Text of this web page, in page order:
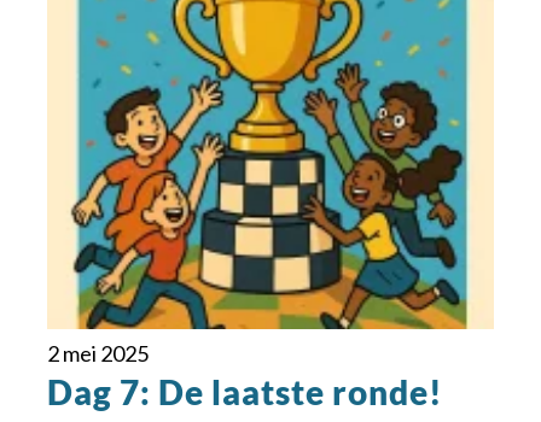
2 mei 2025
Dag 7: De laatste ronde!